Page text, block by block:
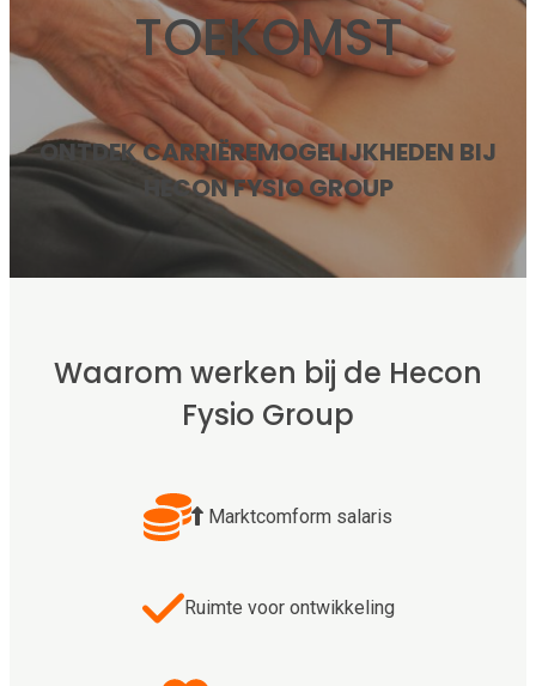
TOEKOMST
ONTDEK CARRIËREMOGELIJKHEDEN BIJ
HECON FYSIO GROUP
Waarom werken bij de Hecon
Fysio Group
Marktcomform salaris
Ruimte voor ontwikkeling